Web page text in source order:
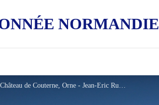
NORMANDIE
Château de Couterne, Orne - Jean-Eric Rubio